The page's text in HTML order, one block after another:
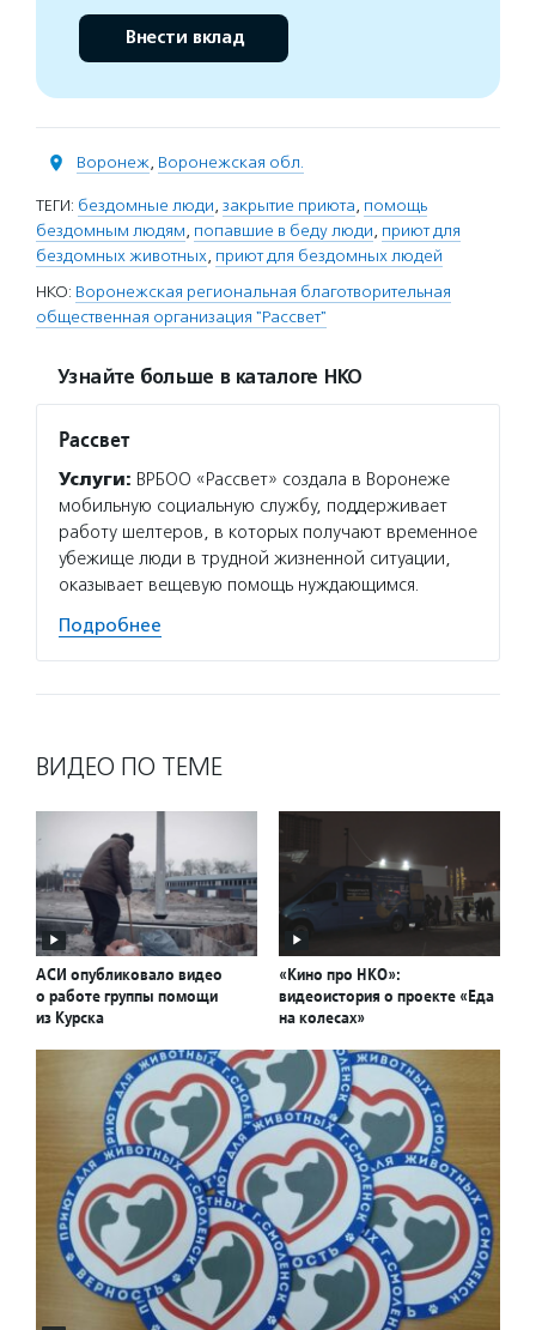
Внести вклад
Воронеж, Воронежская обл.
ТЕГИ: бездомные люди, закрытие приюта, помощь
бездомным людям, попавшие в беду люди, приют для
бездомных животных, приют для бездомных людей
НКО: Воронежская региональная благотворительная
общественная организация "Рассвет"
Узнайте больше в каталоге НКО
Рассвет
Услуги: ВРБОО «Рассвет» создала в Воронеже
мобильную социальную службу, поддерживает
работу шелтеров, в которых получают временное
убежище люди в трудной жизненной ситуации,
оказывает вещевую помощь нуждающимся.
Подробнее
ВИДЕО ПО ТЕМЕ
АСИ опубликовало видео
о работе группы помощи
из Курска
«Кино про НКО»:
видеоистория о проекте «Еда
на колесах»